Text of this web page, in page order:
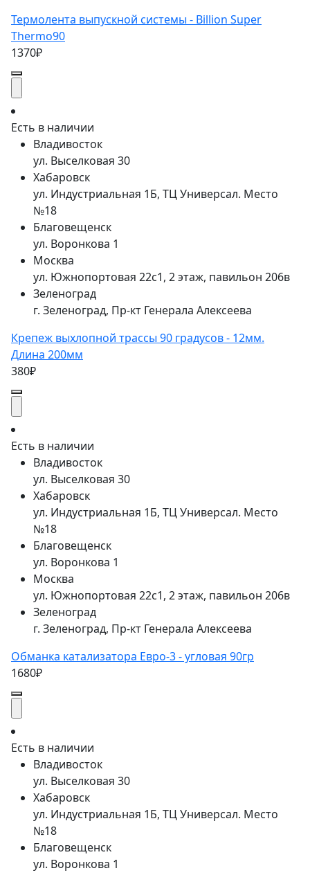
Термолента выпускной системы - Billion Super
Thermo90
1370₽
Есть в наличии
Владивосток
ул. Выселковая 30
Хабаровск
ул. Индустриальная 1Б, ТЦ Универсал. Место
№18
Благовещенск
ул. Воронкова 1
Москва
ул. Южнопортовая 22с1, 2 этаж, павильон 206в
Зеленоград
г. Зеленоград, Пр-кт Генерала Алексеева
Крепеж выхлопной трассы 90 градусов - 12мм.
Длина 200мм
380₽
Есть в наличии
Владивосток
ул. Выселковая 30
Хабаровск
ул. Индустриальная 1Б, ТЦ Универсал. Место
№18
Благовещенск
ул. Воронкова 1
Москва
ул. Южнопортовая 22с1, 2 этаж, павильон 206в
Зеленоград
г. Зеленоград, Пр-кт Генерала Алексеева
Обманка катализатора Евро-3 - угловая 90гр
1680₽
Есть в наличии
Владивосток
ул. Выселковая 30
Хабаровск
ул. Индустриальная 1Б, ТЦ Универсал. Место
№18
Благовещенск
ул. Воронкова 1